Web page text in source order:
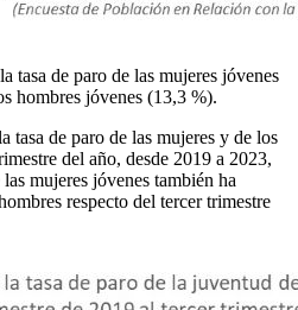
tasa de paro de las mujeres jóvenes
hombres jóvenes (13,3 %).
tasa de paro de las mujeres y de los
del año, desde 2019 a 2023,
mujeres jóvenes también ha
respecto del tercer trimestre